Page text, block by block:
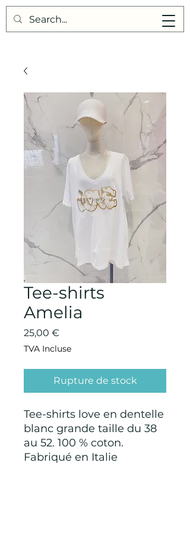
Points de Suture
Tee-shirts
Amelia
25,00 €
TVA Incluse
Rupture de stock
Tee-shirts love en dentelle
blanc grande taille du 38
au 52. 100 % coton.
Fabriqué en Italie